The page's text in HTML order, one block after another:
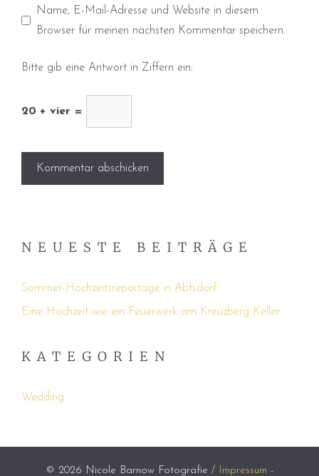
Name, E-Mail-Adresse und Website in diesem
Browser für meinen nächsten Kommentar speichern.
Bitte gib eine Antwort in Ziffern ein:
20 + vier =
NEUESTE BEITRÄGE
Sommer-Hochzeitsreportage in Abtsdorf
Eine Hochzeit wie ein Feuerwerk am Kreuzberg Keller
KATEGORIEN
Wedding
© 2026 Nicole Barnow Fotografie / Impressum -